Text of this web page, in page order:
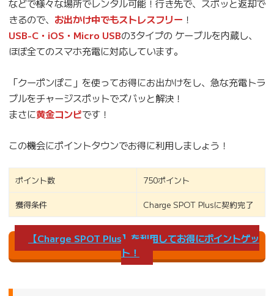
などで様々な場所でレンタル可能！行き先で、スポッと返却で
きるので、 お出かけ中でもストレスフリー ！
USB-C・iOS・Micro USBの3タイプの ケーブルを内蔵し、
ほぼ全てのスマホ充電に対応しています。
「クーポンぽこ」を使ってお得にお出かけをし、急な充電トラ
ブルをチャージスポットでズバッと解決！
まさに黄金コンビです！
この機会にポイントタウンでお得に利用しましょう！
ポイント数 750ポイント
獲得条件 Charge SPOT Plusに契約完了
【Charge SPOT Plus】を利用してお得にポイントゲッ
ト！